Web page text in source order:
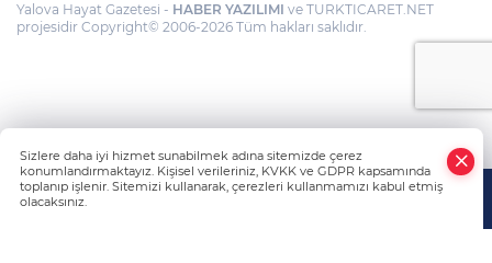
Yalova Hayat Gazetesi - HABER YAZILIMI ve TURKTICARET.NET
projesidir Copyright© 2006-2026 Tüm hakları saklıdır.
Sizlere daha iyi hizmet sunabilmek adına sitemizde çerez
konumlandırmaktayız. Kişisel verileriniz, KVKK ve GDPR kapsamında
toplanıp işlenir. Sitemizi kullanarak, çerezleri kullanmamızı kabul etmiş
olacaksınız.